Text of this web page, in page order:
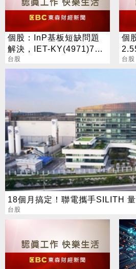
個股：InP基板短缺問題
解決，IET-KY(4971)7月
營收1.05億元，重拾成長
動能
台股
個
AI
用
台股
18個月搞定！聯電攜手SILITH
台股